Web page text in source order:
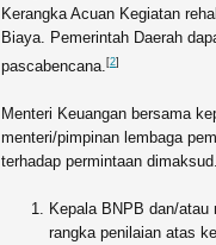
Kerangka Acuan Kegiatan
Biaya. Pemerintah Daerah
pascabencana. [2]
Menteri Keuangan bersama
menteri/pimpinan lembaga
terhadap permintaan
Kepala BNPB dan/
rangka penilaian atas